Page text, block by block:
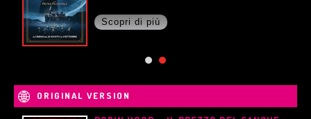
Scopri di più
ORIGINAL VERSION